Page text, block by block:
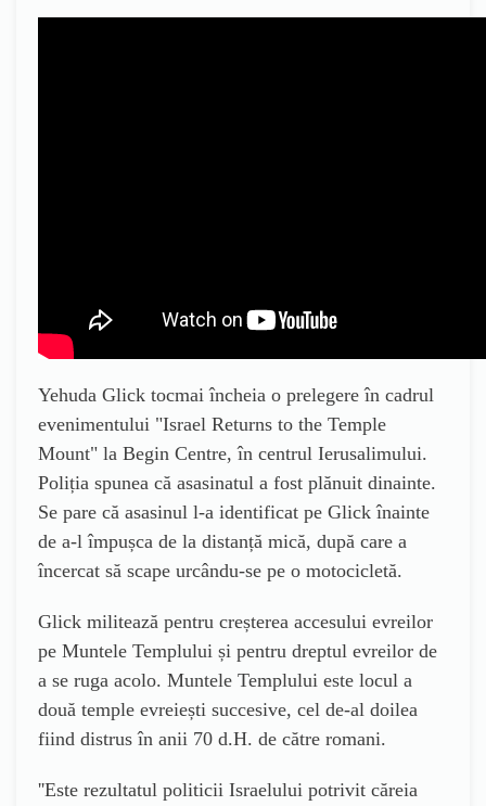
Yehuda Glick tocmai încheia o prelegere în cadrul
evenimentului "Israel Returns to the Temple
Mount" la Begin Centre, în centrul Ierusalimului.
Poliția spunea că asasinatul a fost plănuit dinainte.
Se pare că asasinul l-a identificat pe Glick înainte
de a-l împușca de la distanță mică, după care a
încercat să scape urcându-se pe o motocicletă.
Glick militează pentru creșterea accesului evreilor
pe Muntele Templului și pentru dreptul evreilor de
a se ruga acolo. Muntele Templului este locul a
două temple evreiești succesive, cel de-al doilea
fiind distrus în anii 70 d.H. de către romani.
''Este rezultatul politicii Israelului potrivit căreia